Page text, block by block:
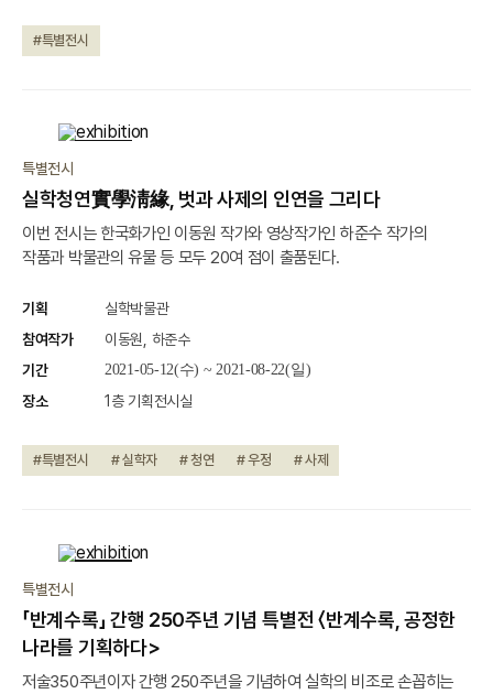
#특별전시
특별전시
실학청연實學淸緣, 벗과 사제의 인연을 그리다
이번 전시는 한국화가인 이동원 작가와 영상작가인 하준수 작가의
작품과 박물관의 유물 등 모두 20여 점이 출품된다.
기획
실학박물관
참여작가
이동원, 하준수
기간
2021-05-12(수) ~ 2021-08-22(일)
장소 1층 기획전시실
#특별전시 # 실학자 # 청연 # 우정 # 사제
특별전시
「반계수록」 간행 250주년 기념 특별전 〈반계수록, 공정한
나라를 기획하다>
저술350주년이자 간행 250주년을 기념하여 실학의 비조로 손꼽히는